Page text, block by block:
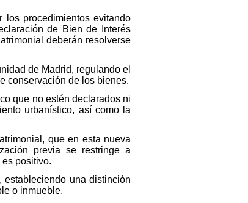
los procedimientos evitando
de Bien de Interés
deberán resolverse
de Madrid, regulando el
conservación de los bienes.
que no estén declarados ni
urbanístico, así como la
que en esta nueva
previa se restringe a
positivo.
una distinción
o inmueble.